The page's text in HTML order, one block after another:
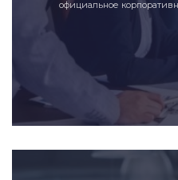
официальное